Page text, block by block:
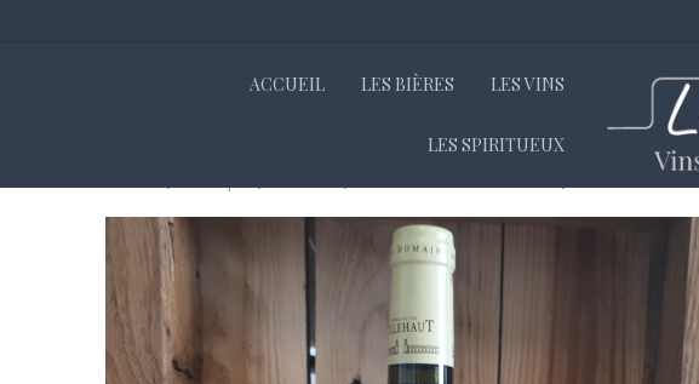
ACCUEIL LES BIÈRES LES VINS
LES SPIRITUEUX